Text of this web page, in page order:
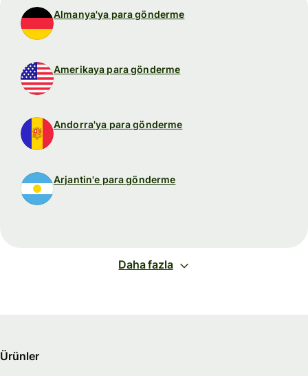
Almanya'ya para gönderme
Amerikaya para gönderme
Andorra'ya para gönderme
Arjantin'e para gönderme
Daha fazla
Ürünler